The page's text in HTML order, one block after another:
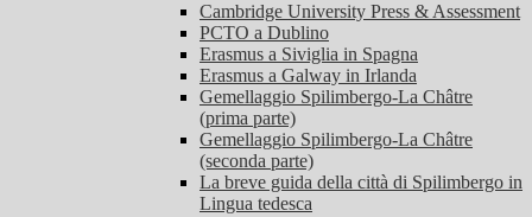
Cambridge University Press & Assessment
PCTO a Dublino
Erasmus a Siviglia in Spagna
Erasmus a Galway in Irlanda
Gemellaggio Spilimbergo-La Châtre
(prima parte)
Gemellaggio Spilimbergo-La Châtre
(seconda parte)
La breve guida della città di Spilimbergo in
Lingua tedesca